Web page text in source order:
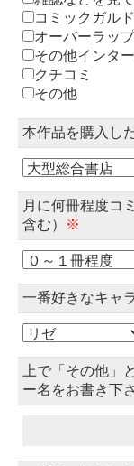
コミックガル
オーバーラッ
その他インタ
クチコミ
その他
本作品を購入し
月に何冊程度コ
含む）
※
一番好きなキャ
上で「その他」
ー名をお書き下